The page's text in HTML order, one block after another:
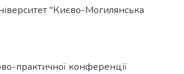
"Києво-Могилянська
практичної конференції